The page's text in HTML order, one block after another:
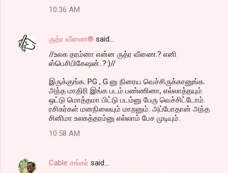
10:36 AM
ருத்ர வீணை® said…
//உலக தரம்னா என்ன ருத்ர வீணை.? எனி
ஸ்பெசிபிகேஷன்..?:)//
இருக்குங்க. PG , G னு நிரைய வெச்சிருக்கானுங்க.
அந்த மாதிரி இங்க படம் பண்ணினா, எல்லாத்தயும்
ஒட்டு மொத்தமா பிட்டு படம்னு பேரு வெச்சிட்டோம்.
ரசிகர்கள் மனநிலையும் மாறனும். அப்போதான் அந்த
சினிமா உலகத்தரம்னு எல்லாம் பேச முடியும்.
10:58 AM
Cable சங்கர் said…